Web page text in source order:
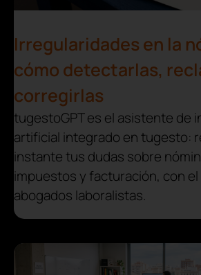
Irregularidades en la
cómo detectarlas,
corregirlas
tugestoGPT es el asistente de
artificial integrado en tugesto:
instante tus dudas sobre
impuestos y facturación, con
abogados laboralistas.